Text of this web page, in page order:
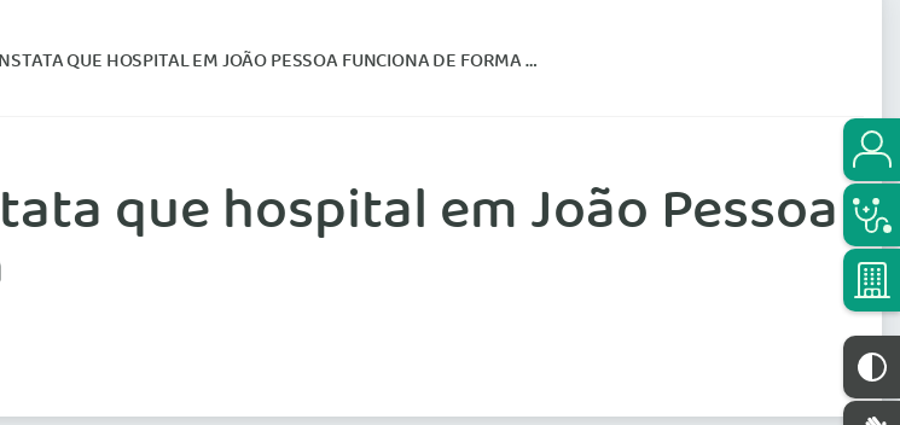
QUE HOSPITAL EM JOÃO PESSOA FUNCIONA DE FORMA PRECÁRIA
que hospital em João Pessoa